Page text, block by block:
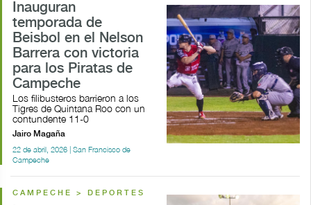
Inauguran
temporada de
Beisbol en el Nelson
Barrera con victoria
para los Piratas de
Campeche
Los filibusteros barrieron a los
Tigres de Quintana Roo con un
contundente 11-0
Jairo Magaña
22 de abril, 2026 | San Francisco de
Campeche
CAMPECHE > DEPORTES